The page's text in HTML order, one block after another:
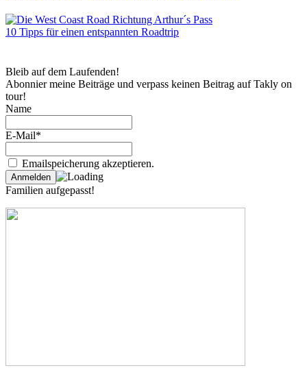
10 Tipps für einen entspannten Roadtrip
Bleib auf dem Laufenden!
Abonnier meine Beiträge und verpass keinen Beitrag auf Takly on
tour!
Name
E-Mail*
Emailspeicherung akzeptieren.
Familien aufgepasst!